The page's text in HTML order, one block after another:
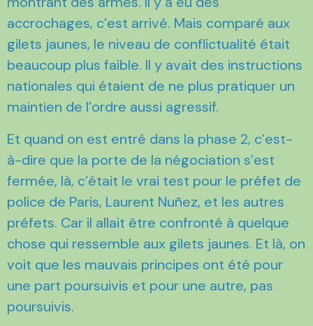
accrochages, c’est arrivé. Mais comparé aux
gilets jaunes, le niveau de conflictualité était
beaucoup plus faible. Il y avait des instructions
nationales qui étaient de ne plus pratiquer un
maintien de l’ordre aussi agressif.
Et quand on est entré dans la phase 2, c’est-
à-dire que la porte de la négociation s’est
fermée, là, c’était le vrai test pour le préfet de
police de Paris, Laurent Nuñez, et les autres
préfets. Car il allait être confronté à quelque
chose qui ressemble aux gilets jaunes. Et là, on
voit que les mauvais principes ont été pour
une part poursuivis et pour une autre, pas
poursuivis.